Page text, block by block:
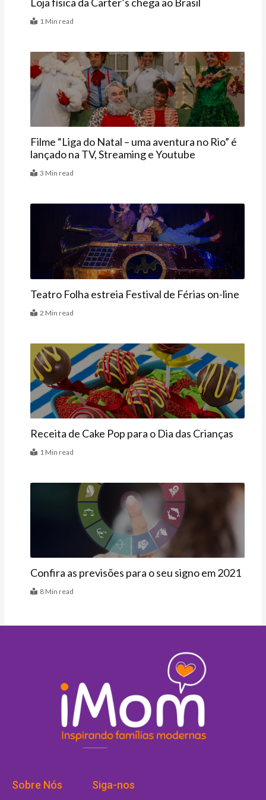
1 Min read
Últimas
Filme “Liga do Natal – uma aventura no Rio” é
lançado na TV, Streaming e Youtube
3 Min read
Agenda
Teatro Folha estreia Festival de Férias on-line
2 Min read
Datas Especiais
Receita de Cake Pop para o Dia das Crianças
1 Min read
Confira as previsões para o seu signo em 2021
8 Min read
Sobre Nós Siga-nos